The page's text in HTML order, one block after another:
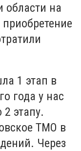
области на
1 этап в
года у нас
этапу.
ТМО в
Через